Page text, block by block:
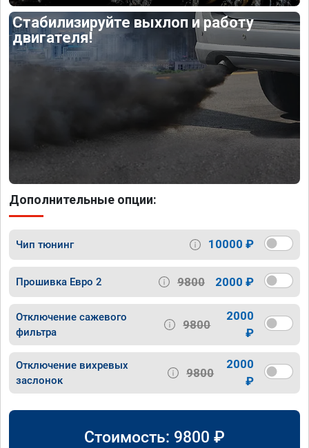
Стабилизируйте выхлоп и работу
двигателя!
Дополнительные опции:
Чип тюнинг 10000 ₽
Прошивка Евро 2 9800 2000 ₽
Отключение сажевого
фильтра
9800
2000
₽
Отключение вихревых
заслонок
9800
2000
₽
Стоимость: 9800 ₽